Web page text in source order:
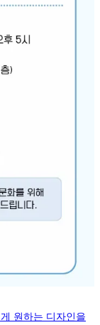
원하는 디자인을